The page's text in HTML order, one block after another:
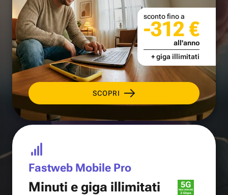
SCOPRI
sconto fino a
-312 €
all'anno
+ giga illimitati
Fastweb Mobile Pro
Minuti e giga illimitati